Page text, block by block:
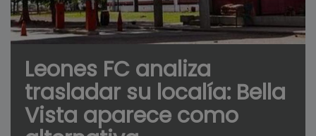
Leones FC analiza
trasladar su localía: Bella
Vista aparece como